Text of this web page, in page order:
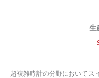
生
超複雑時計の分野においてス